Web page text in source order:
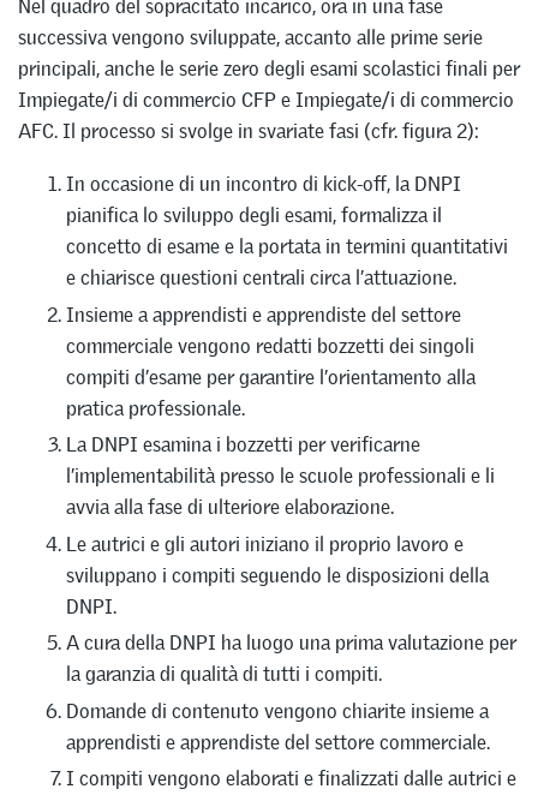
Nel quadro del sopracitato incarico, ora in una fase
successiva vengono sviluppate, accanto alle prime serie
principali, anche le serie zero degli esami scolastici finali per
Impiegate/i di commercio CFP e Impiegate/i di commercio
AFC. Il processo si svolge in svariate fasi (cfr. figura 2):
In occasione di un incontro di kick-off, la DNPI
pianifica lo sviluppo degli esami, formalizza il
concetto di esame e la portata in termini quantitativi
e chiarisce questioni centrali circa l’attuazione.
Insieme a apprendisti e apprendiste del settore
commerciale vengono redatti bozzetti dei singoli
compiti d’esame per garantire l’orientamento alla
pratica professionale.
La DNPI esamina i bozzetti per verificarne
l’implementabilità presso le scuole professionali e li
avvia alla fase di ulteriore elaborazione.
Le autrici e gli autori iniziano il proprio lavoro e
sviluppano i compiti seguendo le disposizioni della
DNPI.
A cura della DNPI ha luogo una prima valutazione per
la garanzia di qualità di tutti i compiti.
Domande di contenuto vengono chiarite insieme a
apprendisti e apprendiste del settore commerciale.
I compiti vengono elaborati e finalizzati dalle autrici e